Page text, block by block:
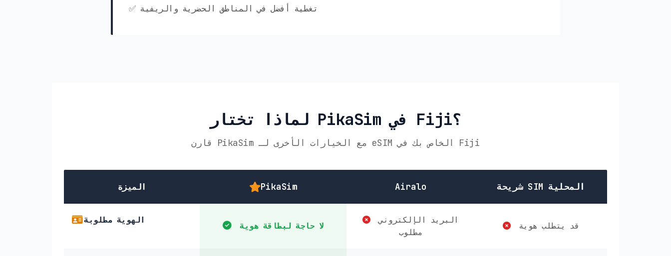
✅ تغطية أفضل في المناطق الحضرية والريفية
لماذا تختار PikaSim في Fiji؟
قارن PikaSim مع الخيارات الأخرى لـ eSIM الخاص بك في Fiji
الميزة PikaSim Airalo شريحة SIM المحلية
الهوية مطلوبة
لا حاجة لبطاقة هوية
البريد الإلكتروني
مطلوب
قد يتطلب هوية